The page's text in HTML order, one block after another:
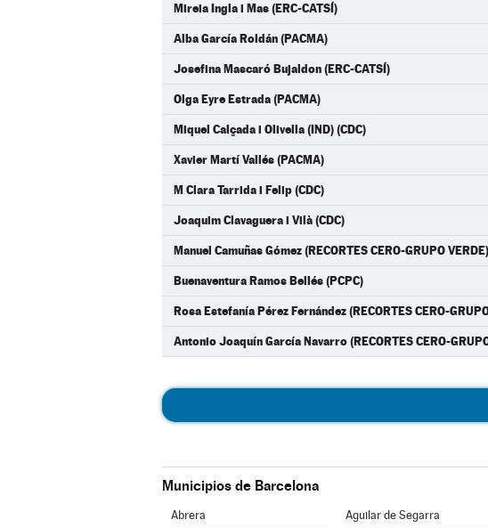
Mireia Ingla i Mas (ERC-CATSÍ)
Alba García Roldán (PACMA)
Josefina Mascaró Bujaldon (ERC-CATSÍ)
Olga Eyre Estrada (PACMA)
Miquel Calçada i Olivella (IND) (CDC)
Xavier Martí Vallés (PACMA)
M Clara Tarrida i Felip (CDC)
Joaquim Clavaguera i Vilà (CDC)
Manuel Camuñas Gómez (RECORTES CERO-GRUPO VERDE)
Buenaventura Ramos Bellés (PCPC)
Rosa Estefanía Pérez Fernández (RECORTES CERO-
Antonio Joaquín García Navarro (RECORTES CERO-
Municipios de Barcelona
Abrera Aguilar de Segarra